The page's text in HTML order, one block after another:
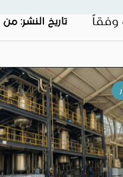
وفقاً تاريخ النشر: